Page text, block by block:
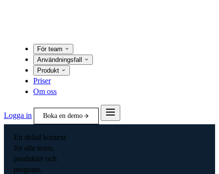
För team
Användningsfall
Produkt
Priser
Om oss
Logga in Boka en demo
En delad kontext
för alla team,
produkter och
program.